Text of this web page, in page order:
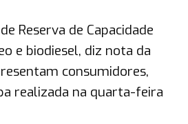
Reserva de Capacidade
e biodiesel, diz nota da
consumidores,
realizada na quarta-feira